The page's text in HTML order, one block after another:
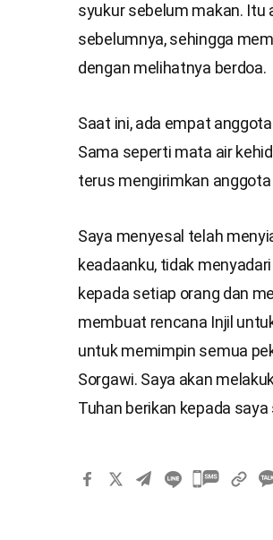
syukur sebelum makan. Itu
sebelumnya, sehingga
dengan melihatnya berdoa.
Saat ini, ada empat
Sama seperti mata air
terus mengirimkan
Saya menyesal telah
keadaanku, tidak
kepada setiap orang dan
membuat rencana Injil
untuk memimpin semua
Sorgawi. Saya akan
Tuhan berikan kepada
카